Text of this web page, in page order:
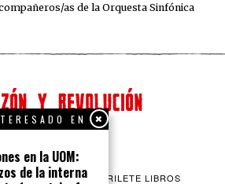
as de la Orquesta Sinfónica
CONTACTO BARRILETE LIBROS
EN
en la UOM:
de la interna